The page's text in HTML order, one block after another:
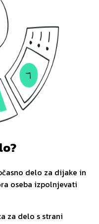
delo za dijake in
oseba izpolnjevati
za delo s strani